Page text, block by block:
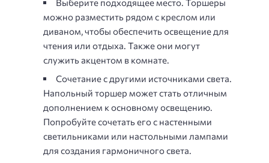
можно разместить рядом с креслом или
диваном, чтобы обеспечить освещение для
чтения или отдыха. Также они могут
служить акцентом в комнате.
Сочетание с другими источниками света.
Напольный торшер может стать отличным
дополнением к основному освещению.
Попробуйте сочетать его с настенными
светильниками или настольными лампами
для создания гармоничного света.